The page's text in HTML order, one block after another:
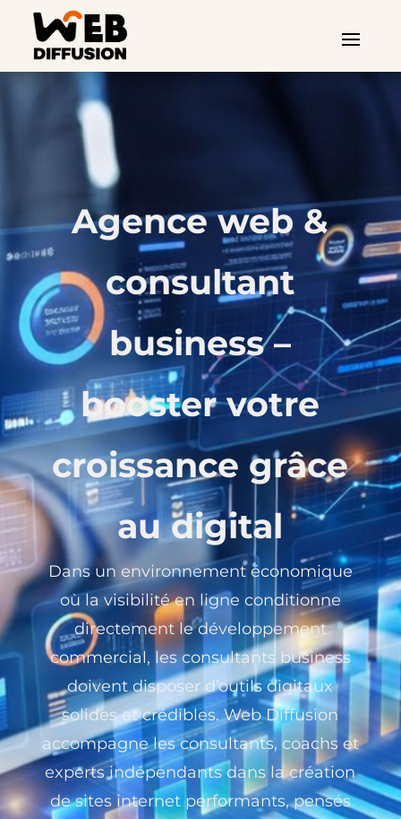
Agence web &
consultant
business –
booster votre
croissance grâce
au digital
Dans un environnement économique
où la visibilité en ligne conditionne
directement le développement
commercial, les consultants business
doivent disposer d’outils digitaux
solides et crédibles. Web Diffusion
accompagne les consultants, coachs et
experts indépendants dans la création
de sites internet performants, pensés